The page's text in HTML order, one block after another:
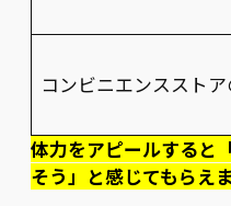
コンビニエンススト
体力をアピールすると
そう」と感じてもらえま